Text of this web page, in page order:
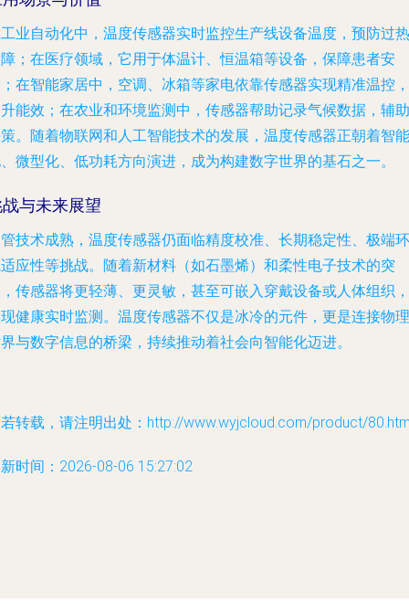
业自动化中，温度传感器实时监控生产线设备温度，预防过热
；在医疗领域，它用于体温计、恒温箱等设备，保障患者安
在智能家居中，空调、冰箱等家电依靠传感器实现精准温控，
能效；在农业和环境监测中，传感器帮助记录气候数据，辅助
。随着物联网和人工智能技术的发展，温度传感器正朝着智能
微型化、低功耗方向演进，成为构建数字世界的基石之一。
与未来展望
技术成熟，温度传感器仍面临精度校准、长期稳定性、极端环
应性等挑战。随着新材料（如石墨烯）和柔性电子技术的突
传感器将更轻薄、更灵敏，甚至可嵌入穿戴设备或人体组织，
健康实时监测。温度传感器不仅是冰冷的元件，更是连接物理
与数字信息的桥梁，持续推动着社会向智能化迈进。
转载，请注明出处：http://www.wyjcloud.com/product/
时间：2026-08-06 15:27:02